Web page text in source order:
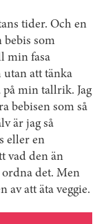
tider. Och en
bebis som
min fasa
utan att tänka
min tallrik. Jag
bebisen som så
är jag så
eller en
vad den än
ordna det. Men
av att äta veggie.